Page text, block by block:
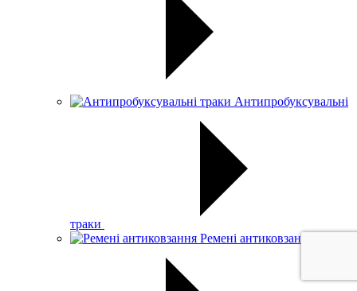
Антипробуксувальні
траки
Ремені антиковзання